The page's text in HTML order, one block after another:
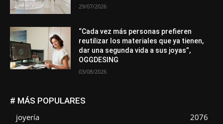
29/07/2026
“Cada vez más personas prefieren
reutilizar los materiales que ya tienen,
dar una segunda vida a sus joyas”,
OGGDESING
03/08/2026
# MÁS POPULARES
joyería
2076